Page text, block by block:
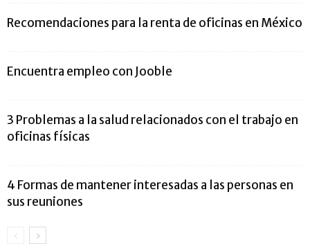
Recomendaciones para la renta de oficinas en México
Encuentra empleo con Jooble
3 Problemas a la salud relacionados con el trabajo en
oficinas físicas
4 Formas de mantener interesadas a las personas en
sus reuniones